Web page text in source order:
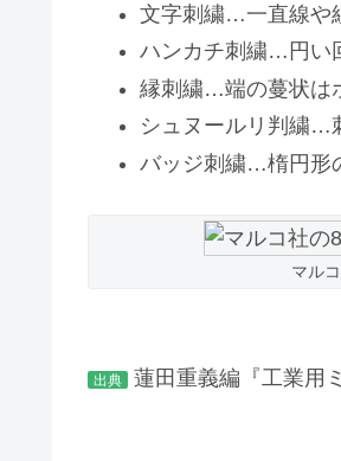
文字刺繍…一直線や
ハンカチ刺繍…円い
縁刺繍…端の蔓状は
シュヌールリ判繍…
バッジ刺繍…楕円形
マル
出典 蓮田重義編『工業用